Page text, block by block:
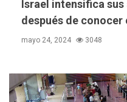
Israel intensifica sus
después de conocer
mayo 24, 2024 3048